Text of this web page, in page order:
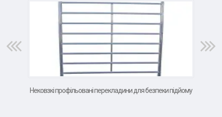
Нековзкі профільовані перекладини для безпеки підйому